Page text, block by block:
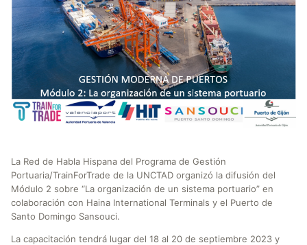
La Red de Habla Hispana del Programa de Gestión
Portuaria/TrainForTrade de la UNCTAD organizó la difusión del
Módulo 2 sobre “La organización de un sistema portuario” en
colaboración con Haina International Terminals y el Puerto de
Santo Domingo Sansouci.
La capacitación tendrá lugar del 18 al 20 de septiembre 2023 y